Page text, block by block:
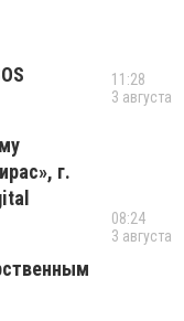
г.
11:28
3 августа
08:24
3 августа